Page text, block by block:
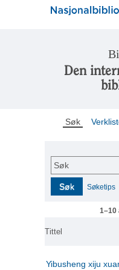
Den
Søk
Søk
Søk Søketips
1–10
Tittel
Yibusheng xiju